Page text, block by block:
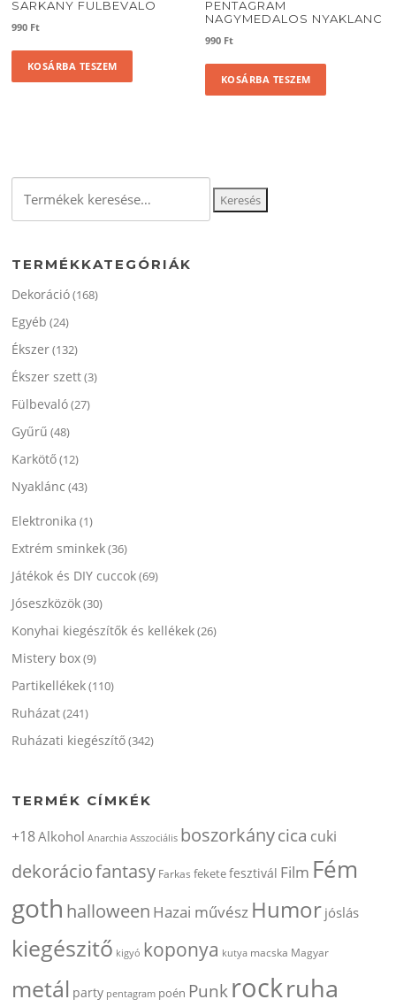
SARKANY FULBEVALO
990 Ft
KOSÁRBA TESZEM
PENTAGRAM
NAGYMEDALOS NYAKLANC
990 Ft
KOSÁRBA TESZEM
következőre:
Keresés
TERMÉKKATEGÓRIÁK
Dekoráció(168)
Egyéb (24)
Ékszer(132)
Ékszer szett(3)
Fülbevaló(27)
Gyűrű (48)
Karkötő(12)
Nyaklánc (43)
Elektronika (1)
Extrém sminkek(36)
Játékok és DIY cuccok(69)
Jóseszközök(30)
Konyhai kiegészítők és kellékek(26)
Mistery box(9)
Partikellékek(110)
Ruházat(241)
Ruházati kiegészítő(342)
TERMÉK CÍMKÉK
+18Alkohol Anarchia Asszociális boszorkánycica cuki
dekoráciofantasy Farkas feketefesztivál Film Fém
goth halloween Hazai művész Humor jóslás
kiegészitő kigyó koponya kutya macska Magyar
metál party pentagram poén Punkrockruha